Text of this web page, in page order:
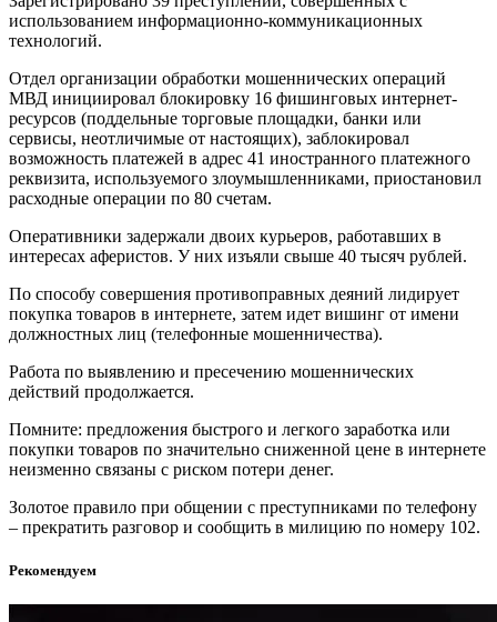
использованием информационно-коммуникационных
технологий.
Отдел организации обработки мошеннических операций
МВД инициировал блокировку 16 фишинговых интернет-
ресурсов (поддельные торговые площадки, банки или
сервисы, неотличимые от настоящих), заблокировал
возможность платежей в адрес 41 иностранного платежного
реквизита, используемого злоумышленниками, приостановил
расходные операции по 80 счетам.
Оперативники задержали двоих курьеров, работавших в
интересах аферистов. У них изъяли свыше 40 тысяч рублей.
По способу совершения противоправных деяний лидирует
покупка товаров в интернете, затем идет вишинг от имени
должностных лиц (телефонные мошенничества).
Работа по выявлению и пресечению мошеннических
действий продолжается.
Помните: предложения быстрого и легкого заработка или
покупки товаров по значительно сниженной цене в интернете
неизменно связаны с риском потери денег.
Золотое правило при общении с преступниками по телефону
– прекратить разговор и сообщить в милицию по номеру 102.
Рекомендуем